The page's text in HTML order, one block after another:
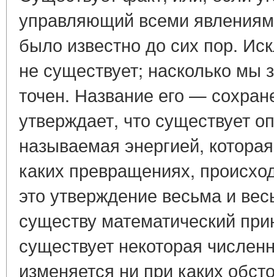
управляющий всеми
было известно до сих пор.
не существует; насколько мы
точен. Название его —
утверждает, что существует
называемая энергией,
каких превращениях,
это утверждение весьма и
существу математический
существует некоторая
изменяется ни при каких